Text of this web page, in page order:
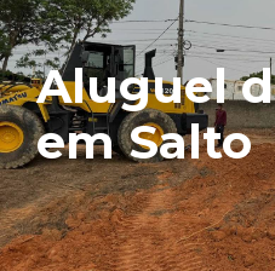
Aluguel
em Salto